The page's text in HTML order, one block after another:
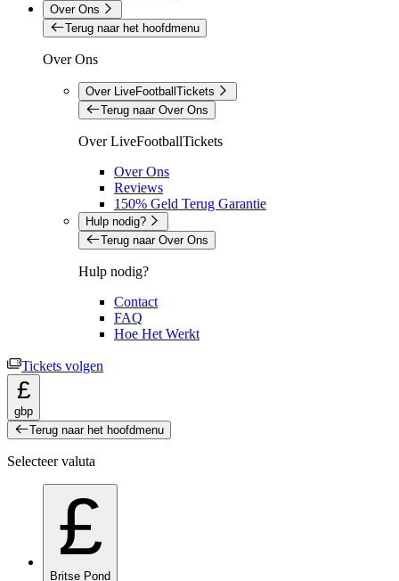
Over Ons
Terug naar het hoofdmenu
Over Ons
Over LiveFootballTickets
Terug naar Over Ons
Over LiveFootballTickets
Over Ons
Reviews
150% Geld Terug Garantie
Hulp nodig?
Terug naar Over Ons
Hulp nodig?
Contact
FAQ
Hoe Het Werkt
Tickets volgen
£
gbp
Terug naar het hoofdmenu
Selecteer valuta
£
Britse Pond